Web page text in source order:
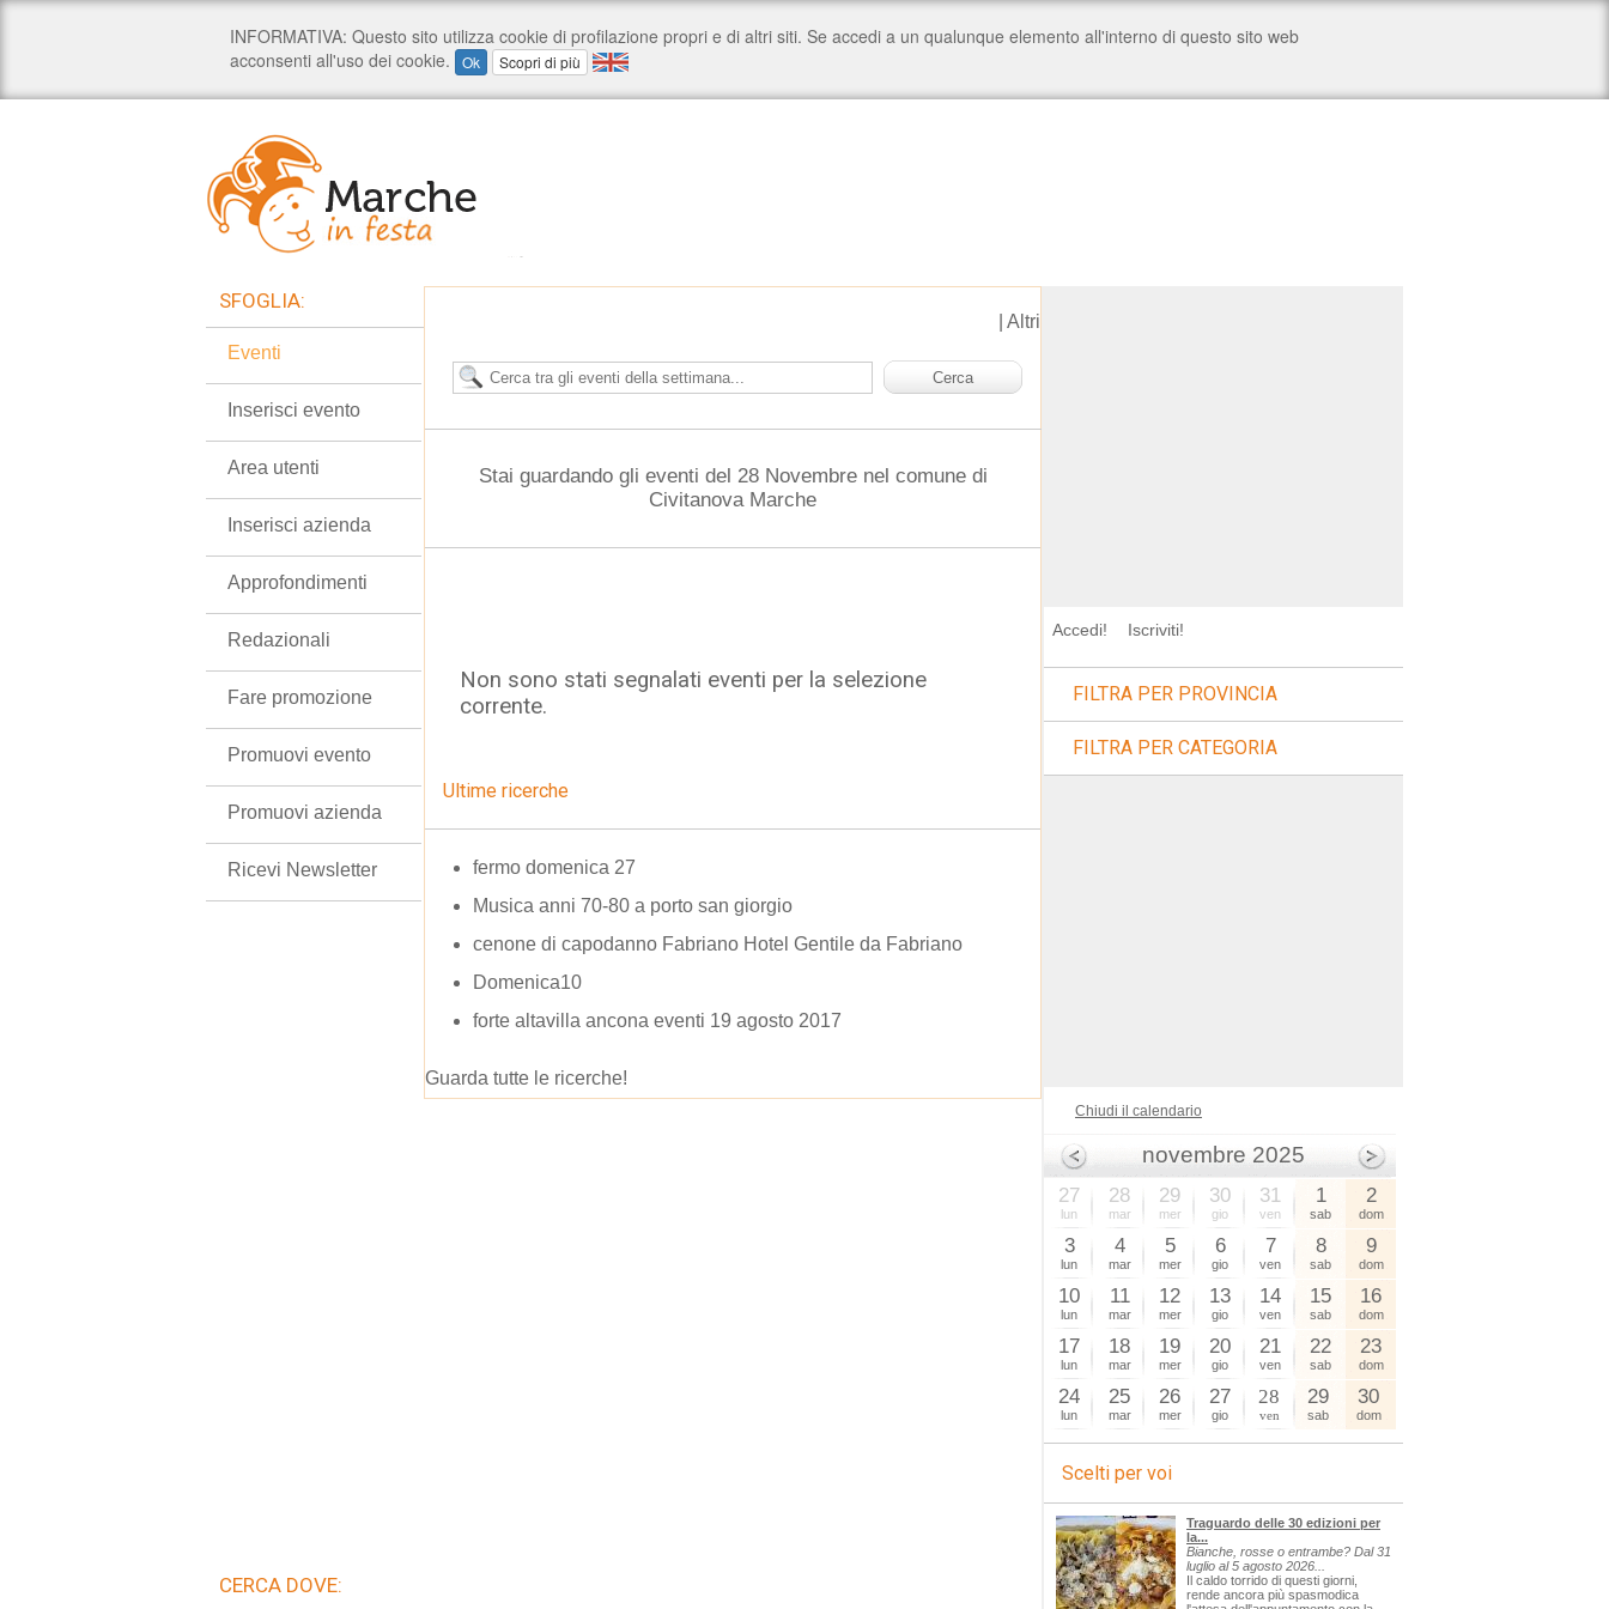
Altri
Stai guardando gli eventi del 28 Novembre nel comune di
Civitanova Marche
Non sono stati segnalati eventi per la selezione
corrente.
Ultime ricerche
fermo domenica 27
Musica anni 70-80 a porto san giorgio
cenone di capodanno Fabriano Hotel Gentile da Fabriano
Domenica10
forte altavilla ancona eventi 19 agosto 2017
Guarda tutte le ricerche!
SFOGLIA:
Eventi
Inserisci evento
Area utenti
Inserisci azienda
Approfondimenti
Redazionali
Fare promozione
Promuovi evento
Promuovi azienda
Ricevi Newsletter
CERCA DOVE:
Accedi! Iscriviti!
FILTRA PER PROVINCIA
FILTRA PER CATEGORIA
Chiudi il calendario
novembre 2025
27
lun
28
mar
29
mer
30
gio
31
ven
1
sab
2
dom
3
lun
4
mar
5
mer
6
gio
7
ven
8
sab
9
dom
10
lun
11
mar
12
mer
13
gio
14
ven
15
sab
16
dom
17
lun
18
mar
19
mer
20
gio
21
ven
22
sab
23
dom
24
lun
25
mar
26
mer
27
gio
28
ven
29
sab
30
dom
Scelti per voi
Traguardo delle 30 edizioni per
la...
Bianche, rosse o entrambe? Dal 31
luglio al 5 agosto 2026...
Il caldo torrido di questi giorni,
rende ancora più spasmodica